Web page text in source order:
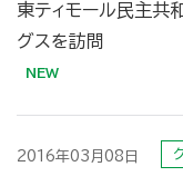
東ティモール民主共
グスを訪問
2016年03月08日